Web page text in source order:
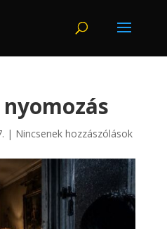
| Nincsenek hozzászólások